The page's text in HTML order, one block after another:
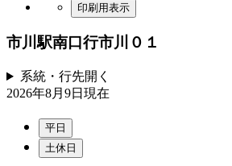
印刷用表示
市川駅南口行市川０１
系統・行先開く
2026年8月9日 現在
平日
土休日